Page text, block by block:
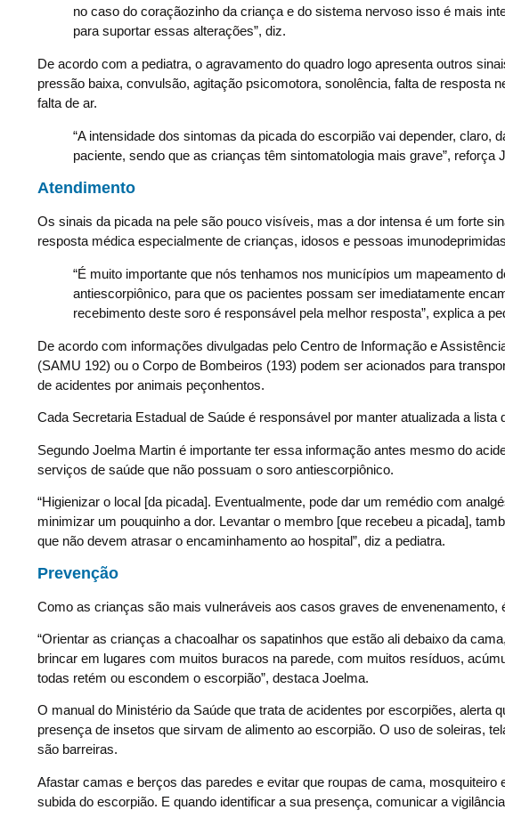
no caso do coraçãozinho da criança e do sistema nervoso isso é mais
para suportar essas alterações”, diz.
De acordo com a pediatra, o agravamento do quadro logo apresenta outros
pressão baixa, convulsão, agitação psicomotora, sonolência, falta de resposta
falta de ar.
“A intensidade dos sintomas da picada do escorpião vai depender, claro,
paciente, sendo que as crianças têm sintomatologia mais grave”, reforça
Atendimento
Os sinais da picada na pele são pouco visíveis, mas a dor intensa é um forte
resposta médica especialmente de crianças, idosos e pessoas
“É muito importante que nós tenhamos nos municípios um mapeamento
antiescorpiônico, para que os pacientes possam ser imediatamente
recebimento deste soro é responsável pela melhor resposta”, explica a
De acordo com informações divulgadas pelo Centro de Informação e
(SAMU 192) ou o Corpo de Bombeiros (193) podem ser acionados para
de acidentes por animais peçonhentos.
Cada Secretaria Estadual de Saúde é responsável por manter atualizada a lista
Segundo Joelma Martin é importante ter essa informação antes mesmo do
serviços de saúde que não possuam o soro antiescorpiônico.
“Higienizar o local [da picada]. Eventualmente, pode dar um remédio com
minimizar um pouquinho a dor. Levantar o membro [que recebeu a picada],
que não devem atrasar o encaminhamento ao hospital”, diz a pediatra.
Prevenção
Como as crianças são mais vulneráveis aos casos graves de envenenamento,
“Orientar as crianças a chacoalhar os sapatinhos que estão ali debaixo da
brincar em lugares com muitos buracos na parede, com muitos resíduos,
todas retém ou escondem o escorpião”, destaca Joelma.
O manual do Ministério da Saúde que trata de acidentes por escorpiões, alerta
presença de insetos que sirvam de alimento ao escorpião. O uso de soleiras,
são barreiras.
Afastar camas e berços das paredes e evitar que roupas de cama,
subida do escorpião. E quando identificar a sua presença, comunicar a